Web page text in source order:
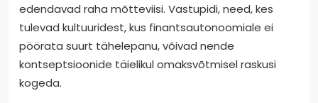
edendavad raha mõtteviisi. Vastupidi, need, kes
tulevad kultuuridest, kus finantsautonoomiale ei
pöörata suurt tähelepanu, võivad nende
kontseptsioonide täielikul omaksvõtmisel raskusi
kogeda.